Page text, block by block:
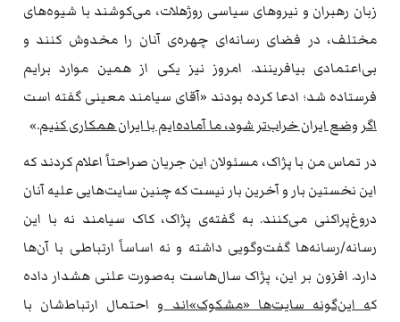
زبان رهبران و نیروهای سیاسی روژهلات، می‌کوشند با شیوه‌های
مختلف، در فضای رسانه‌ای چهره‌ی آنان را مخدوش کنند و
بی‌اعتمادی بیافرینند. امروز نیز یکی از همین موارد برایم
فرستاده شد؛ ادعا کرده بودند «آقای سیامند معینی گفته است
اگر وضع ایران خراب‌تر شود، ما آماده‌ایم با ایران همکاری کنیم.»
در تماس من با پژاک، مسئولان این جریان صراحتاً اعلام کردند که
این نخستین بار و آخرین بار نیست که چنین سایت‌هایی علیه آنان
دروغ‌پراکنی می‌کنند. به گفته‌ی پژاک، کاک سیامند نه با این
رسانه/رسانه‌ها گفت‌وگویی داشته و نه اساساً ارتباطی با آن‌ها
دارد. افزون بر این، پژاک سال‌هاست به‌صورت علنی هشدار داده
که این‌گونه سایت‌ها «مشکوک»اندو احتمال ارتباط‌شان با